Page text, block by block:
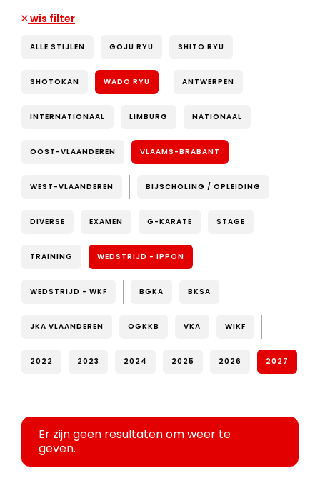
wis filter
ALLE STIJLEN GOJU RYU SHITO RYU
SHOTOKAN WADO RYU ANTWERPEN
INTERNATIONAAL LIMBURG NATIONAAL
OOST-VLAANDEREN VLAAMS-BRABANT
WEST-VLAANDEREN BIJSCHOLING / OPLEIDING
DIVERSE EXAMEN G-KARATE STAGE
TRAINING WEDSTRIJD - IPPON
WEDSTRIJD - WKF BGKA BKSA
JKA VLAANDEREN OGKKB VKA WIKF
2022 2023 2024 2025 2026 2027
Er zijn geen resultaten om weer te
geven.